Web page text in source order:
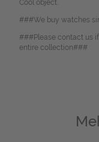
Cool object.
###We buy watches
###Please contact us
entire collection###